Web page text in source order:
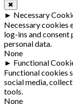
✖
► Necessary
Necessary cookies
log-ins and
personal data.
None
► Functional
Functional cookies
social media,
tools.
None